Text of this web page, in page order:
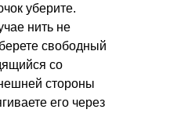
уберите.
нить не
свободный
со
стороны
его через